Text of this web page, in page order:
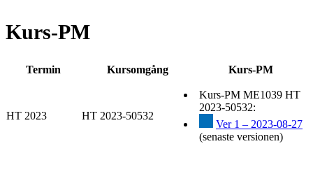
Kurs-PM
Termin Kursomgång Kurs-PM
HT 2023 HT 2023-50532
Kurs-PM ME1039 HT
2023-50532:
Ver 1 – 2023-08-27
(senaste versionen)